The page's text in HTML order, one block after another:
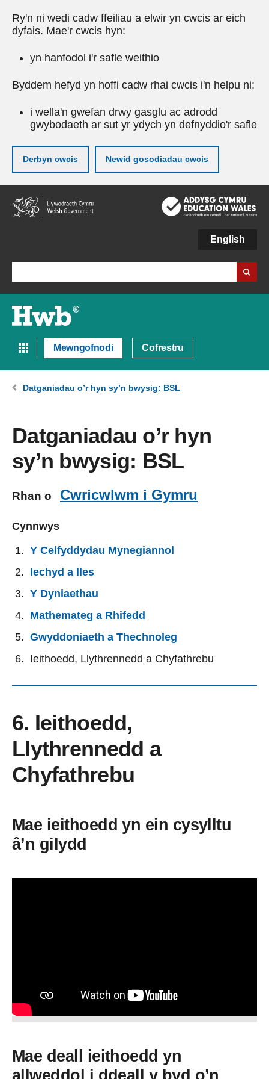
Ry'n ni wedi cadw ffeiliau a elwir yn cwcis ar eich
dyfais. Mae'r cwcis hyn:
yn hanfodol i'r safle weithio
Byddem hefyd yn hoffi cadw rhai cwcis i'n helpu ni:
i wella'n gwefan drwy gasglu ac adrodd
gwybodaeth ar sut yr ydych yn defnyddio'r safle
Derbyn cwcis Newid gosodiadau cwcis
Neidio
i'r
prif
English
Mewngofnodi Cofrestru
Datganiadau o’r hyn sy’n bwysig: BSL
Datganiadau o’r hyn
sy’n bwysig: BSL
Rhan o Cwricwlwm i Gymru
Cynnwys
Y Celfyddydau Mynegiannol
Iechyd a lles
Y Dyniaethau
Mathemateg a Rhifedd
Gwyddoniaeth a Thechnoleg
Ieithoedd, Llythrennedd a Chyfathrebu
6. Ieithoedd,
Llythrennedd a
Chyfathrebu
Mae ieithoedd yn ein cysylltu
â’n gilydd
Mae deall ieithoedd yn